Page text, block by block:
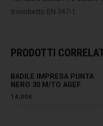
tronchetto EN 347-1
PRODOTTI
BADILE IMPRESA PUNTA
NERO 30 M/TO AGEF
14,00€